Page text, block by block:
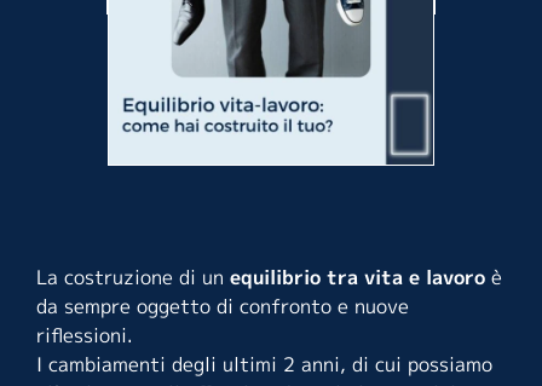
La costruzione di un equilibrio tra vita e lavoro è
da sempre oggetto di confronto e nuove
riflessioni.
I cambiamenti degli ultimi 2 anni, di cui possiamo